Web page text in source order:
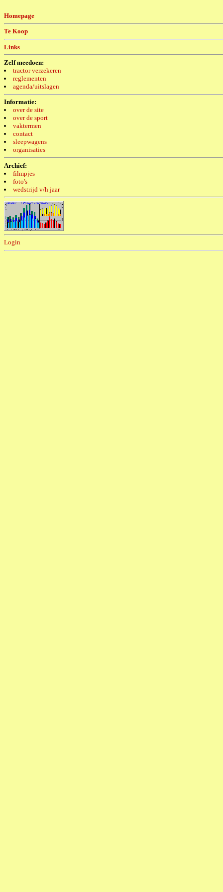
Homepage
Te Koop
Links
Zelf meedoen:
tractor verzekeren
reglementen
agenda/uitslagen
Informatie:
over de site
over de sport
vaktermen
contact
sleepwagens
organisaties
Archief:
filmpjes
foto's
wedstrijd v/h jaar
Login